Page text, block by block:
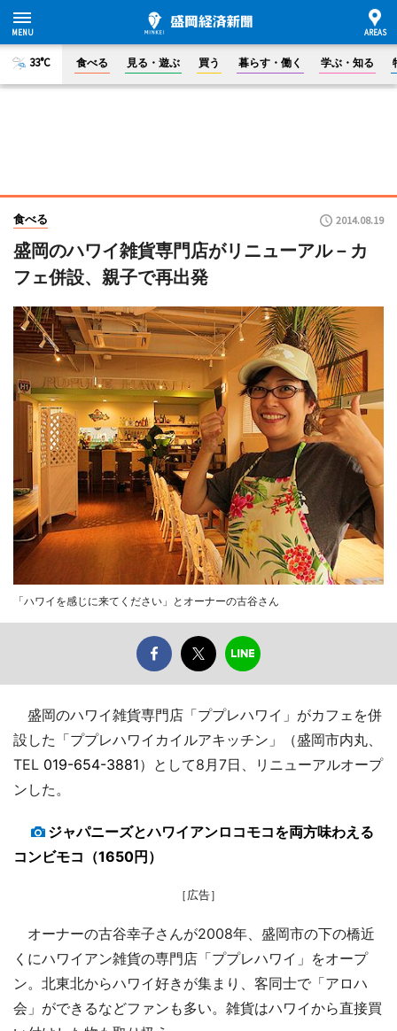
33°C 食べる 見る・遊ぶ 買う 暮らす・働く 学ぶ・知る
食べる 2014.08.19
盛岡のハワイ雑貨専門店がリニューアル－カ
フェ併設、親子で再出発
「ハワイを感じに来てください」とオーナーの古谷さん
盛岡のハワイ雑貨専門店「ププレハワイ」がカフェを併
設した「ププレハワイカイルアキッチン」（盛岡市内丸、
TEL 019-654-3881）として8月7日、リニューアルオープ
ンした。
ジャパニーズとハワイアンロコモコを両方味わえる
コンビモコ（1650円）
［広告］
オーナーの古谷幸子さんが2008年、盛岡市の下の橋近
くにハワイアン雑貨の専門店「ププレハワイ」をオープ
ン。北東北からハワイ好きが集まり、客同士で「アロハ
会」ができるなどファンも多い。雑貨はハワイから直接買